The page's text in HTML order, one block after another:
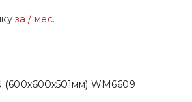
за / мес.
WM6609